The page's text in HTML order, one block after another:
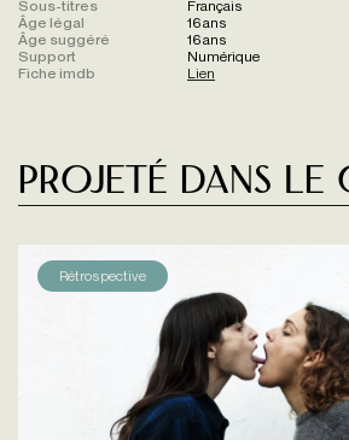
Sous-titres
Français
Âge légal
16 ans
Âge suggéré
16 ans
Support
Numérique
Fiche imdb
Lien
Projeté dans le
Rétrospective